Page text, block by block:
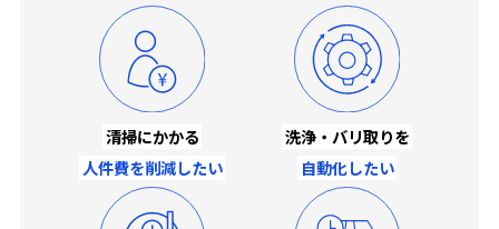
清掃にかかる
人件費を削減したい
洗浄・バリ取りを
自動化したい